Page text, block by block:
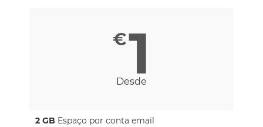
€1
Desde
2 GB Espaço por conta email​